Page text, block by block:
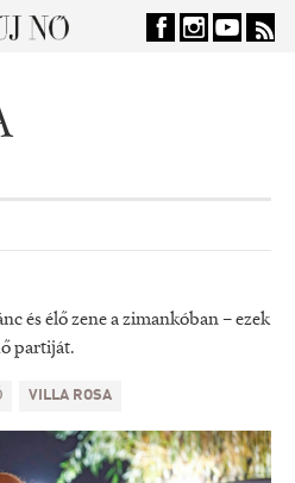
to navigation
és élő zene a zimankóban – ezek
partiját.
VILLA ROSA